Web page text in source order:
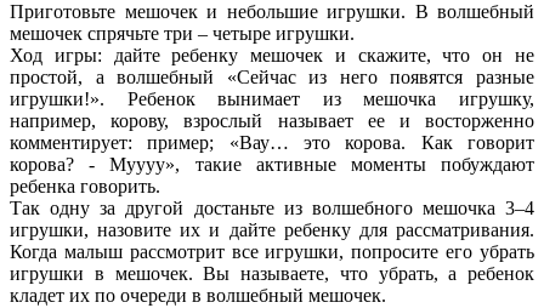
Приготовьте мешочек и небольшие игрушки. В волшебный
мешочек спрячьте три – четыре игрушки.
Ход игры: дайте ребенку мешочек и скажите, что он не
простой, а волшебный «Сейчас из него появятся разные
игрушки!». Ребенок вынимает из мешочка игрушку,
например, корову, взрослый называет ее и восторженно
комментирует: пример; «Вау… это корова. Как говорит
корова? - Муууу», такие активные моменты побуждают
ребенка говорить.
Так одну за другой достаньте из волшебного мешочка 3–4
игрушки, назовите их и дайте ребенку для рассматривания.
Когда малыш рассмотрит все игрушки, попросите его убрать
игрушки в мешочек. Вы называете, что убрать, а ребенок
кладет их по очереди в волшебный мешочек.